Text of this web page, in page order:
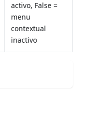
activo, False =
menu
contextual
inactivo